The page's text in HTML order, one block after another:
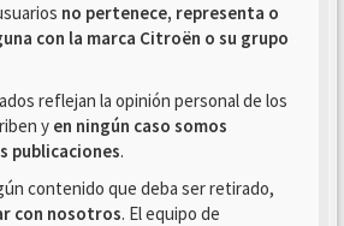
no pertenece, representa o
con la marca Citroën o su grupo
reflejan la opinión personal de los
y en ningún caso somos
publicaciones.
contenido que deba ser retirado,
con nosotros. El equipo de